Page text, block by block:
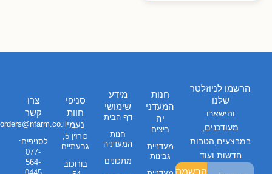
חנות
המעדני
יה
ביצים
מעדניית
גבינות
מידע
שימושי
דף הבית
חנות
המעדניה
מתכונים
סניפי
חוות
נעמי
כורזין 5,
גבעתיים
בורוכוב
צרו
קשר
orders@nfarm.co.il
לסניפים:
077-
564-
הרשמו לניוזלטר
שלנו
והישארו
מעודכנים,
במבצעים,הטבות
חדשות ועוד
הרשמה